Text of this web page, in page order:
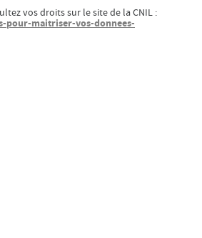
des neufs soleils". Pour les
vos droits sur le site de la CNIL :
maitriser-vos-donnees-